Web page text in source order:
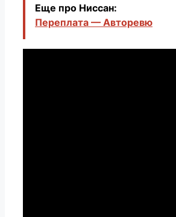
Еще про Ниссан:
Переплата — Авторевю